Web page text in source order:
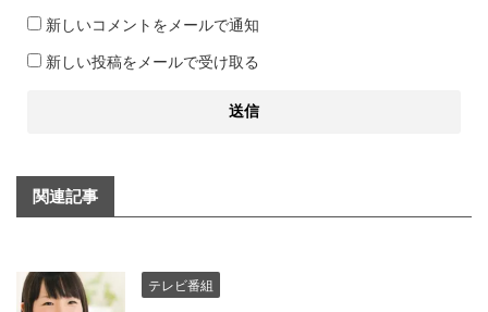
新しいコメントをメールで通知
新しい投稿をメールで受け取る
関連記事
テレビ番組